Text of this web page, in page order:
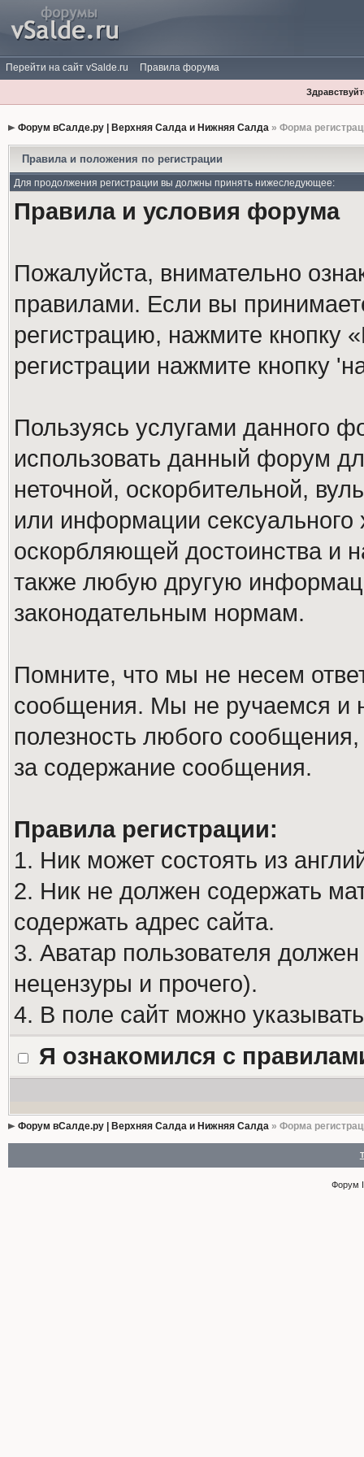
Перейти на сайт vSalde.ru Правила форума
Форум вСалде.ру | Верхняя Салда и Нижняя Салда» Форма
Правила и положения по регистрации
Для продолжения регистрации вы должны принять нижеследующее:
Правила и условия форума
Пожалуйста, внимательно
правилами. Если вы
регистрацию, нажмите кнопку
регистрации нажмите кнопку
Пользуясь услугами данного
использовать данный форум
неточной, оскорбительной,
или информации
оскорбляющей достоинства и
также любую другую
законодательным нормам.
Помните, что мы не несем
сообщения. Мы не ручаемся и
полезность любого
за содержание сообщения.
Правила регистрации:
1. Ник может состоять из
2. Ник не должен содержать
содержать адрес сайта.
3. Аватар пользователя
нецензуры и прочего).
4. В поле сайт можно
Я ознакомился с
Форум вСалде.ру | Верхняя Салда и Нижняя Салда» Форма
Форум